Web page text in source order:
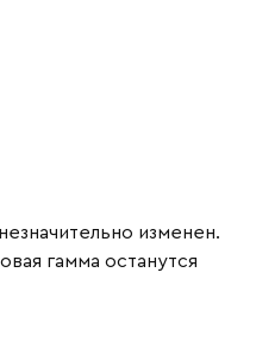
изменен.
гамма останутся